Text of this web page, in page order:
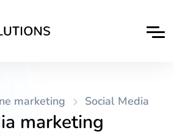
marketing Social Media
marketing